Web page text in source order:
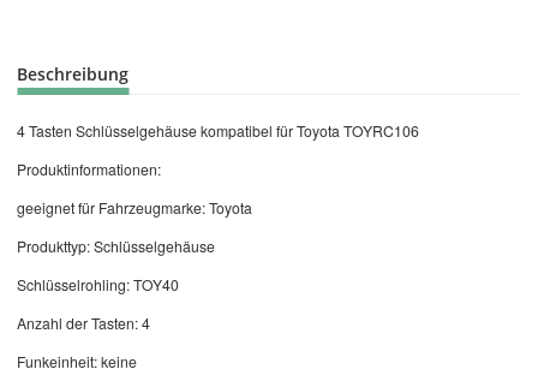
Beschreibung
4 Tasten Schlüsselgehäuse kompatibel für Toyota TOYRC106
Produktinformationen:
geeignet für Fahrzeugmarke: Toyota
Produkttyp: Schlüsselgehäuse
Schlüsselrohling: TOY40
Anzahl der Tasten: 4
Funkeinheit: keine